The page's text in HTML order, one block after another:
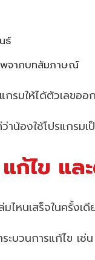
ธ์
พจากบทสัมภาษณ์
รมให้ได้ตัวเลขออ
ว่าน้องใช้โปรแกร
ก้ไข แ
ไหนเสร็จในครั้งเดี
บวนการแก้ไข เช่น